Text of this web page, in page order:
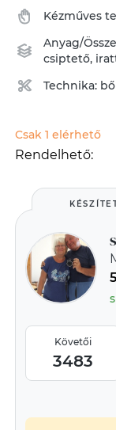
Kézműves
Anyag/
csiptető,
Technika:
Csak 1 elérhető
Rendelhető:
5
Követői
3483